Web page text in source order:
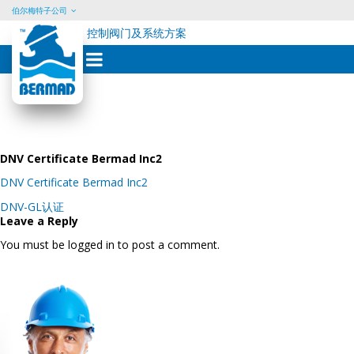
Skip
content
伯尔梅特子公司
控制阀门及系统方案
DNV Certificate Bermad Inc2
DNV Certificate Bermad Inc2
Post
navigation
DNV-GL认证
Leave a Reply
You must be logged in to post a comment.